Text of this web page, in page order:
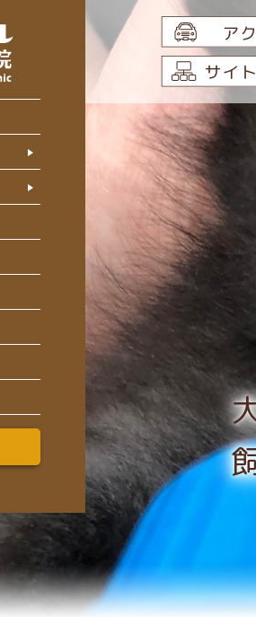
スタッフ紹介
当院の設備
初診の方へ
腫瘍科
歯科
耳鼻科
整形外科
循環器科
泌尿器科
皮膚科
小児科
シニア科